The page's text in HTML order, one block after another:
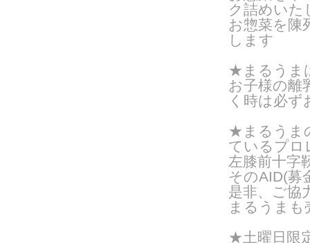
ク詰めいた
お惣菜を陳
します
★まるうま
お子様の離
く時は 必ず
★まるうま
ているプロ
左膝前十字
そのAID(募
是非、ご協
まるうまも
★土曜日限